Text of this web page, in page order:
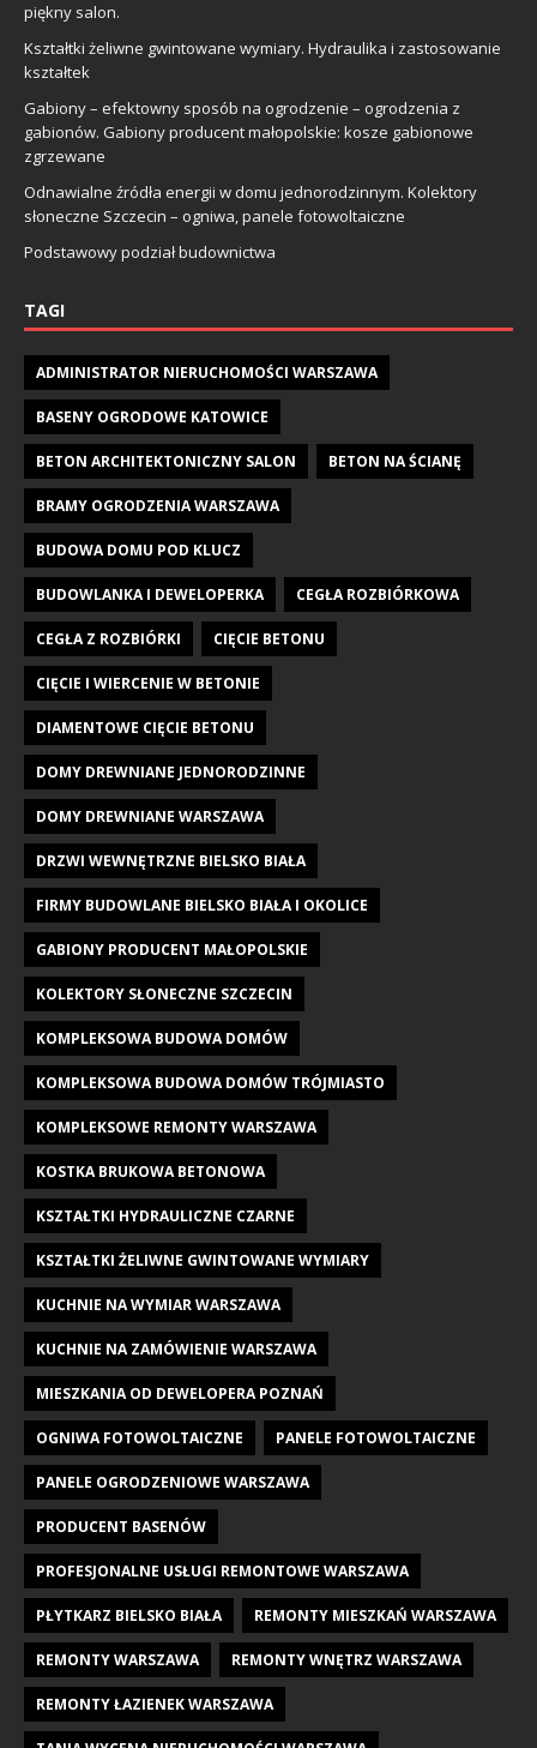
piękny salon.
Kształtki żeliwne gwintowane wymiary. Hydraulika i zastosowanie
kształtek
Gabiony – efektowny sposób na ogrodzenie – ogrodzenia z
gabionów. Gabiony producent małopolskie: kosze gabionowe
zgrzewane
Odnawialne źródła energii w domu jednorodzinnym. Kolektory
słoneczne Szczecin – ogniwa, panele fotowoltaiczne
Podstawowy podział budownictwa
TAGI
ADMINISTRATOR NIERUCHOMOŚCI WARSZAWA
BASENY OGRODOWE KATOWICE
BETON ARCHITEKTONICZNY SALON BETON NA ŚCIANĘ
BRAMY OGRODZENIA WARSZAWA
BUDOWA DOMU POD KLUCZ
BUDOWLANKA I DEWELOPERKA CEGŁA ROZBIÓRKOWA
CEGŁA Z ROZBIÓRKI CIĘCIE BETONU
CIĘCIE I WIERCENIE W BETONIE
DIAMENTOWE CIĘCIE BETONU
DOMY DREWNIANE JEDNORODZINNE
DOMY DREWNIANE WARSZAWA
DRZWI WEWNĘTRZNE BIELSKO BIAŁA
FIRMY BUDOWLANE BIELSKO BIAŁA I OKOLICE
GABIONY PRODUCENT MAŁOPOLSKIE
KOLEKTORY SŁONECZNE SZCZECIN
KOMPLEKSOWA BUDOWA DOMÓW
KOMPLEKSOWA BUDOWA DOMÓW TRÓJMIASTO
KOMPLEKSOWE REMONTY WARSZAWA
KOSTKA BRUKOWA BETONOWA
KSZTAŁTKI HYDRAULICZNE CZARNE
KSZTAŁTKI ŻELIWNE GWINTOWANE WYMIARY
KUCHNIE NA WYMIAR WARSZAWA
KUCHNIE NA ZAMÓWIENIE WARSZAWA
MIESZKANIA OD DEWELOPERA POZNAŃ
OGNIWA FOTOWOLTAICZNE PANELE FOTOWOLTAICZNE
PANELE OGRODZENIOWE WARSZAWA
PRODUCENT BASENÓW
PROFESJONALNE USŁUGI REMONTOWE WARSZAWA
PŁYTKARZ BIELSKO BIAŁA REMONTY MIESZKAŃ WARSZAWA
REMONTY WARSZAWA REMONTY WNĘTRZ WARSZAWA
REMONTY ŁAZIENEK WARSZAWA